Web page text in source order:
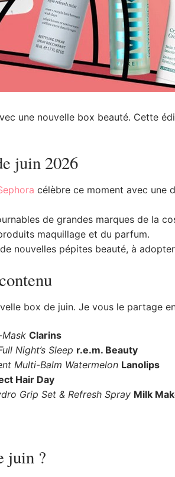
une nouvelle box beauté. Cette
juin 2026
célèbre ce moment avec une
de grandes marques de la
maquillage et du parfum.
nouvelles pépites beauté, à adopter
box de juin. Je vous le partage
Clarins
Night’s Sleep r.e.m. Beauty
Multi-Balm Watermelon Lanolips
Hair Day
Grip Set & Refresh Spray Milk
juin ?